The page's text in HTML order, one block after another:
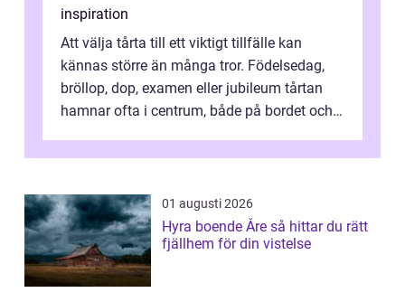
inspiration
Att välja tårta till ett viktigt tillfälle kan
kännas större än många tror. Födelsedag,
bröllop, dop, examen eller jubileum tårtan
hamnar ofta i centrum, både på bordet och i
01 augusti 2026
Hyra boende Åre så hittar du rätt
fjällhem för din vistelse